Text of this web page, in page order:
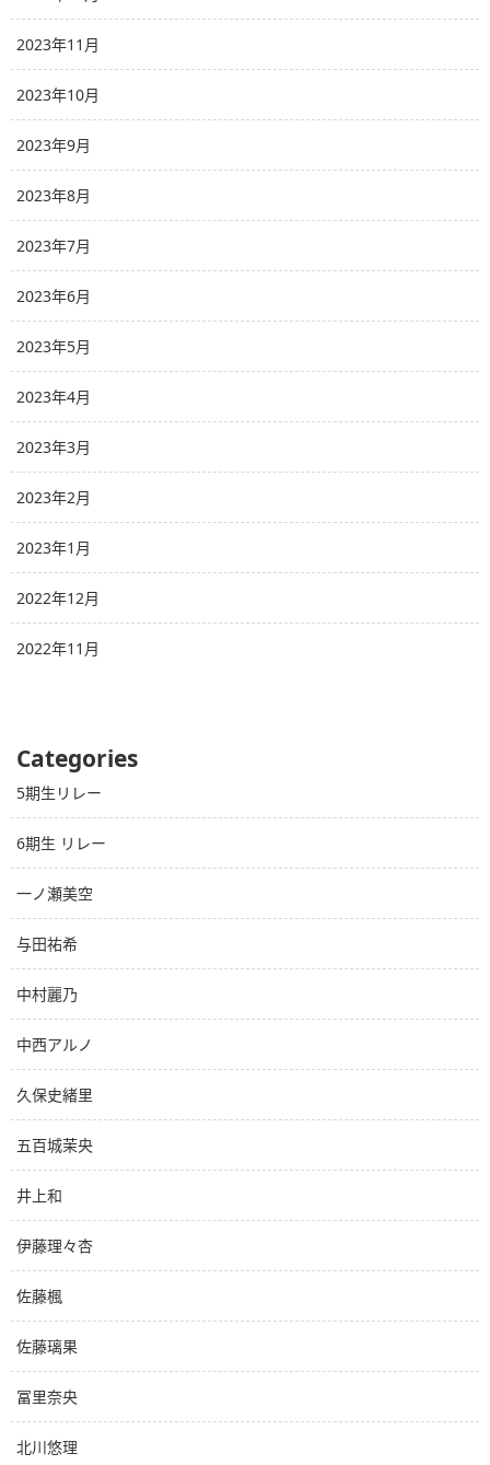
2023年11月
2023年10月
2023年9月
2023年8月
2023年7月
2023年6月
2023年5月
2023年4月
2023年3月
2023年2月
2023年1月
2022年12月
2022年11月
Categories
5期生リレー
6期生 リレー
一ノ瀬美空
与田祐希
中村麗乃
中西アルノ
久保史緒里
五百城茉央
井上和
伊藤理々杏
佐藤楓
佐藤璃果
冨里奈央
北川悠理